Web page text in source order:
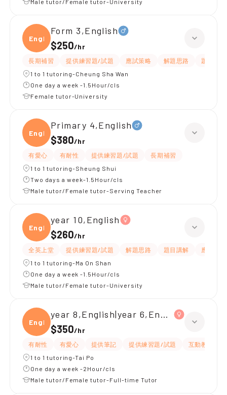
Male tutor/Female tutor-University
Engli
Form 3,English
$250/hr
長期補習 提供練習題/試題 應試策略 解題思路
題目講解
1 to 1 tutoring-Cheung Sha Wan
One day a week -1.5Hour/cls
Female tutor-University
Engli
Primary 4,English
$380/hr
有愛心 有耐性 提供練習題/試題
長期補習
1 to 1 tutoring-Sheung Shui
Two days a week-1.5Hour/cls
Male tutor/Female tutor-Serving Teacher
Engli
year 10,English
$260/hr
全英上堂 提供練習題/試題 解題思路 題目講解
應試策略
1 to 1 tutoring-Ma On Shan
One day a week -1.5Hour/cls
Male tutor/Female tutor-University
Engli
year 8,English|year 6,English
$350/hr
有耐性 有愛心 提供筆記 提供練習題/試題 互動教學
1 to 1 tutoring-Tai Po
One day a week -2Hour/cls
Male tutor/Female tutor-Full-time Tutor